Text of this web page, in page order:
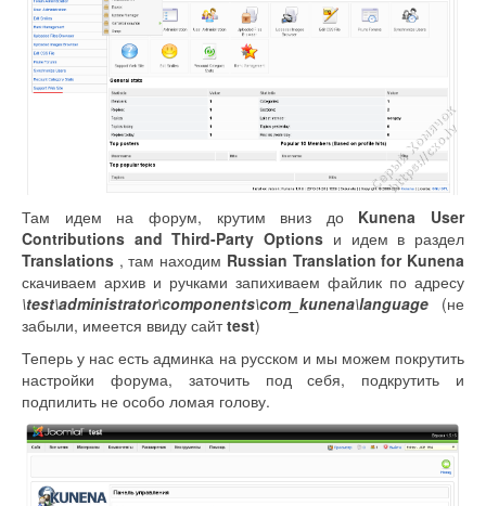
Там идем на форум, крутим вниз до Kunena User
Contributions and Third-Party Options и идем в раздел
Translations , там находим Russian Translation for Kunena
скачиваем архив и ручками запихиваем файлик по адресу
\test\administrator\components\com_kunena\language (не
забыли, имеется ввиду сайтtest)
Теперь у нас есть админка на русском и мы можем покрутить
настройки форума, заточить под себя, подкрутить и
подпилить не особо ломая голову.